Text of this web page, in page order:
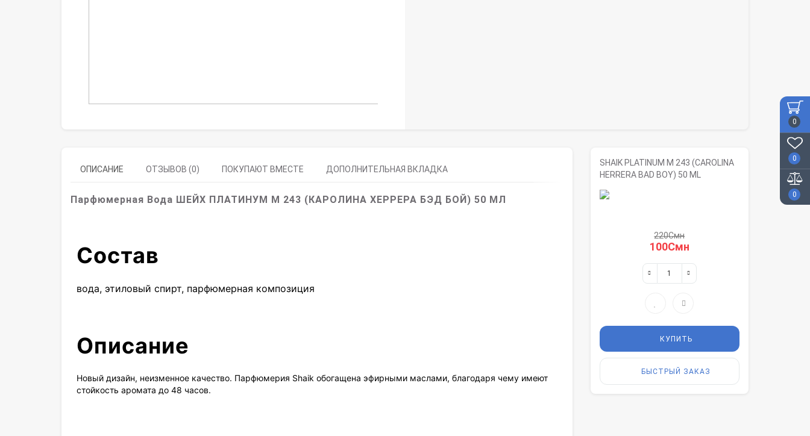
0
0
0
ОПИСАНИЕ ОТЗЫВОВ (0) ПОКУПАЮТ ВМЕСТЕ ДОПОЛНИТЕЛЬНАЯ ВКЛАДКА
Парфюмерная Вода ШЕЙХ ПЛАТИНУМ M 243 (КАРОЛИНА ХЕРРЕРА БЭД БОЙ) 50 МЛ
Состав
вода, этиловый спирт, парфюмерная композиция
Описание
Новый дизайн, неизменное качество. Парфюмерия Shaik обогащена эфирными маслами, благодаря чему имеют
стойкость аромата до 48 часов.
SHAIK PLATINUM M 243 (CAROLINA
HERRERA BAD BOY) 50 ML
220Смн
100Смн
КУПИТЬ
БЫСТРЫЙ ЗАКАЗ